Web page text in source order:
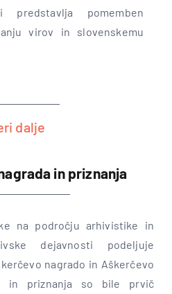
predstavlja pomemben
virov in slovenskemu
dalje
in priznanja
na področju arhivistike in
dejavnosti podeljuje
nagrado in Aškerčevo
in priznanja so bile prvič